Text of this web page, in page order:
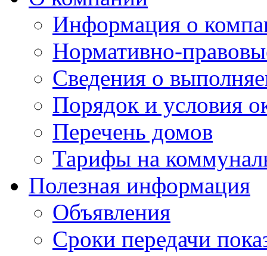
Информация о
Нормативно-
Сведения о
Порядок и условия
Перечень домов
Тарифы на
Полезная информация
Объявления
Сроки передачи